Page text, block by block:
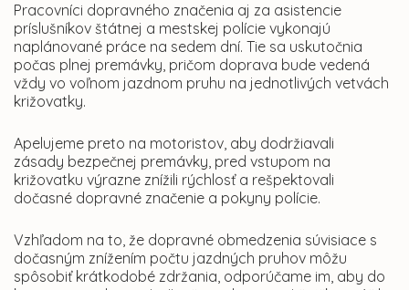
Pracovníci dopravného značenia aj za asistencie
príslušníkov štátnej a mestskej polície vykonajú
naplánované práce na sedem dní. Tie sa uskutočnia
počas plnej premávky, pričom doprava bude vedená
vždy vo voľnom jazdnom pruhu na jednotlivých vetvách
križovatky.
Apelujeme preto na motoristov, aby dodržiavali
zásady bezpečnej premávky, pred vstupom na
križovatku výrazne znížili rýchlosť a rešpektovali
dočasné dopravné značenie a pokyny polície.
Vzhľadom na to, že dopravné obmedzenia súvisiace s
dočasným znížením počtu jazdných pruhov môžu
spôsobiť krátkodobé zdržania, odporúčame im, aby do